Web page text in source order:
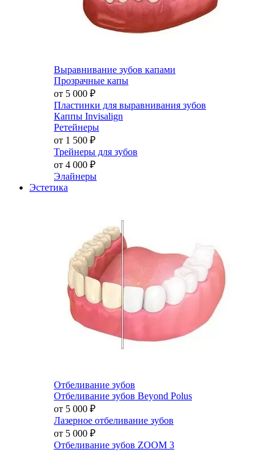
Выравнивание зубов капами
Прозрачные капы
от 5 000 ₽
Пластинки для выравнивания зубов
Каппы Invisalign
Ретейнеры
от 1 500 ₽
Трейнеры для зубов
от 4 000 ₽
Элайнеры
Эстетика
Отбеливание зубов
Отбеливание зубов Beyond Polus
от 5 000 ₽
Лазерное отбеливание зубов
от 5 000 ₽
Отбеливание зубов ZOOM 3